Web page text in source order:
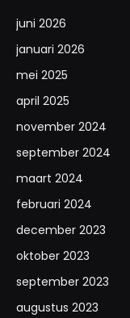
juni 2026
januari 2026
mei 2025
april 2025
november 2024
september 2024
maart 2024
februari 2024
december 2023
oktober 2023
september 2023
augustus 2023